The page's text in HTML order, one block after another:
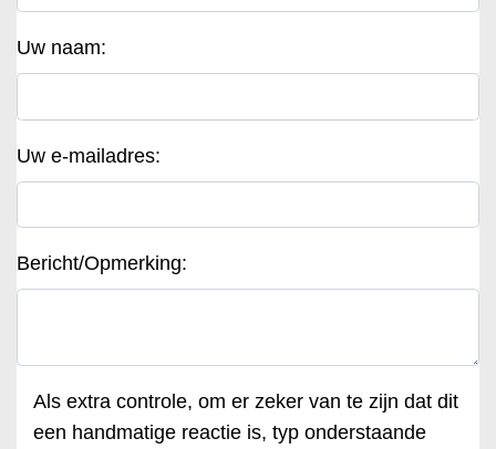
Uw naam:
Uw e-mailadres:
Bericht/Opmerking:
Als extra controle, om er zeker van te zijn dat dit
een handmatige reactie is, typ onderstaande